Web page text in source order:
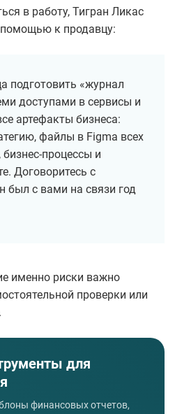
в работу, Тигран Ликас
помощью к продавцу:
подготовить «журнал
доступами в сервисы и
артефакты бизнеса:
файлы в Figma всех
процессы и
Договоритесь с
был с вами на связи год
именно риски важно
проверки или
для
финансовых отчетов,